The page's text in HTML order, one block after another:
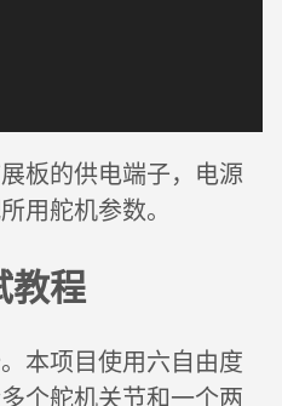
板的供电端子，电源
用舵机参数。
教程
本项目使用六自由度
个舵机关节和一个两